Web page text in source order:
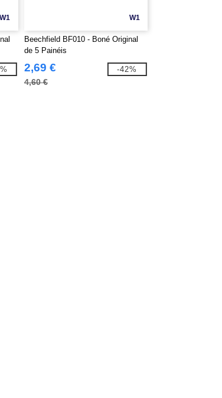
W1 W1
Beechfield BF010 - Boné Original
de 5 Painéis
2,69 €
4,60 €
-42%